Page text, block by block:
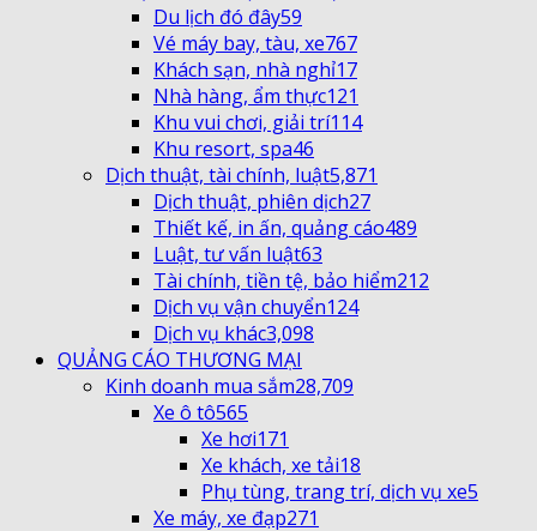
Du lịch đó đây59
Vé máy bay, tàu, xe767
Khách sạn, nhà nghỉ17
Nhà hàng, ẩm thực121
Khu vui chơi, giải trí114
Khu resort, spa46
Dịch thuật, tài chính, luật5,871
Dịch thuật, phiên dịch27
Thiết kế, in ấn, quảng cáo489
Luật, tư vấn luật63
Tài chính, tiền tệ, bảo hiểm212
Dịch vụ vận chuyển124
Dịch vụ khác3,098
QUẢNG CÁO THƯƠNG MẠI
Kinh doanh mua sắm28,709
Xe ô tô565
Xe hơi171
Xe khách, xe tải18
Phụ tùng, trang trí, dịch vụ xe5
Xe máy, xe đạp271